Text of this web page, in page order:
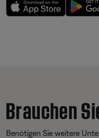
Brauchen
Benötigen Sie weitere